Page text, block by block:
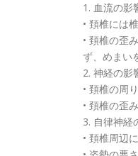
1. 血流の影
• 頚椎には
• 頚椎の歪
ず、めまい
2. 神経の影
• 頚椎の周
• 頚椎の歪
3. 自律神経
• 頚椎周辺